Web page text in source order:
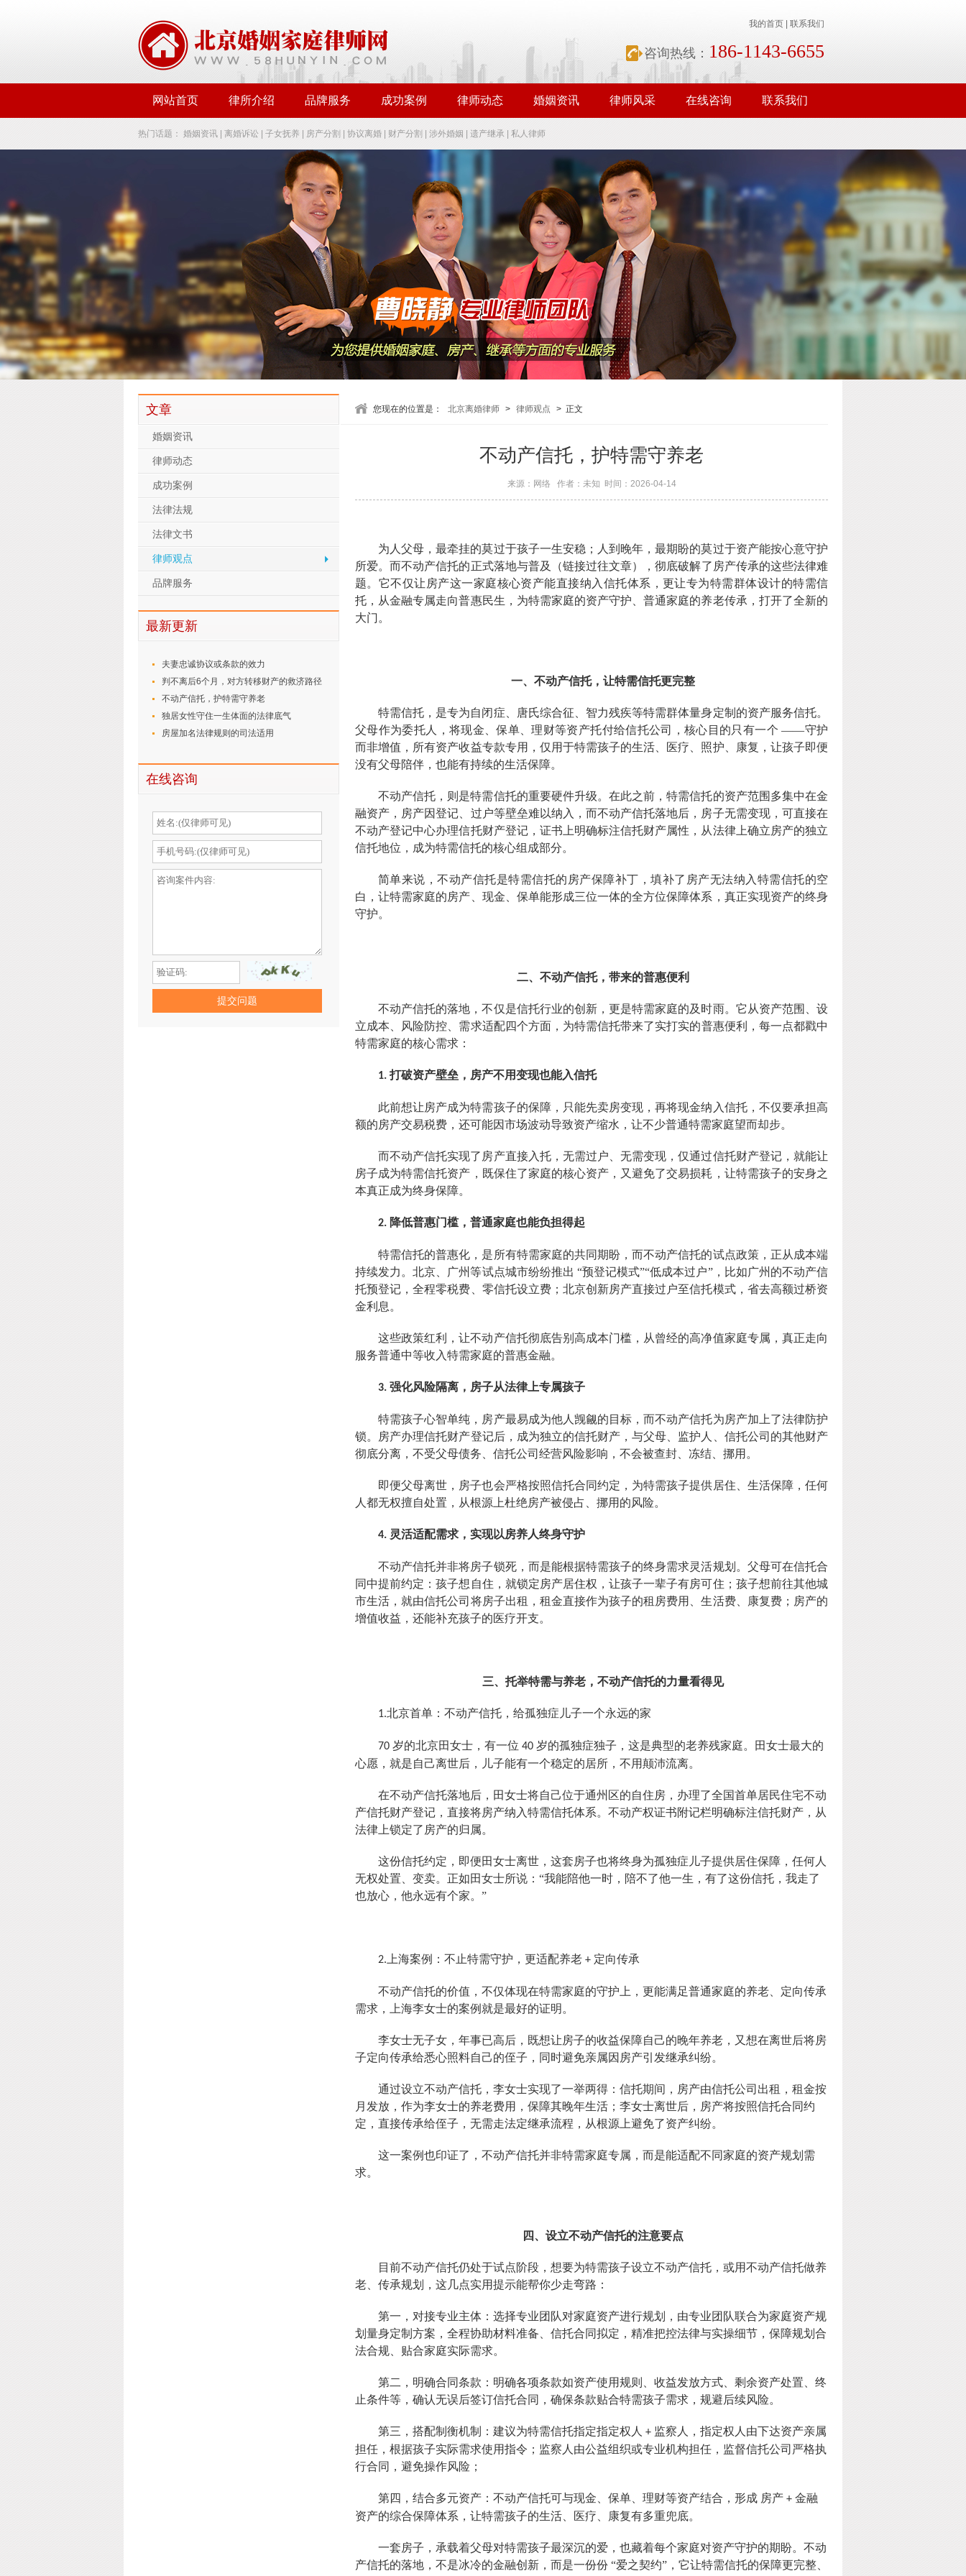
我的首页 联系我们
咨询热线： 186-1143-6655
网站首页 律所介绍 品牌服务 成功案例 律师动态 婚姻资讯 律师风采 在线咨询 联系我们
热门话题： 婚姻资讯 离婚诉讼 子女抚养 房产分割 协议离婚 财产分割 涉外婚姻 遗产继承 私人律师
文章
婚姻资讯
律师动态
成功案例
法律法规
法律文书
律师观点
品牌服务
最新更新
夫妻忠诚协议或条款的效力
判不离后6个月，对方转移财产的救济路径
不动产信托，护特需守养老
独居女性守住一生体面的法律底气
房屋加名法律规则的司法适用
在线咨询
您现在的位置是： 北京离婚律师 > 律师观点 > 正文
不动产信托，护特需守养老
来源：网络 作者：未知 时间：2026-04-14
为人父母，最牵挂的莫过于孩子一生安稳 ；
人到晚年，最期盼的莫过于资产能按心意守护
所爱。而不动产信托的正式落地与普及
（链接过往文章）
，彻底破解了房产传承的这些法律难
题。它不仅让房产这一家庭核心资产能直接纳入信托体系，更让专为特需群体设计的特需信
托，从金融专属走向普惠民生，为特需家庭的资产守护、普通家庭的养老传承，打开了全新的
大门。
一、 不动产信托，让特需信托更完整
特需信托，是专为自闭症、唐氏综合征、智力残疾等特需群体量身定制的资产服务信托。
父母作为委托人，将现金、保单、理财等资产托付给信托公司，核心目的只有一个 ——守护
而非增值，所有资产收益专款专用，仅用于特需孩子的生活、医疗、照护、康复，让孩子即便
没有父母陪伴，也能有持续的生活保障。
不动产信托，则是特需信托的重要硬件升级。在此之前，特需信托的资产范围多集中在金
融资产，房产因登记、过户等壁垒难以纳入，而不动产信托落地后，房子无需变现，可直接在
不动产登记中心办理信托财产登记，证书上明确标注信托财产属性，从法律上确立房产的独立
信托地位，成为特需信托的核心组成部分。
简单来说，不动产信托是特需信托的房产保障补丁，填补了房产无法纳入特需信托的空
白，让特需家庭的房产、现金、保单能形成三位一体的全方位保障体系，真正实现资产的终身
守护。
二、 不动产信托，带来的普惠便利
不动产信托的落地，不仅是信托行业的创新，更是特需家庭的及时雨。它从资产范围、设
立成本、风险防控、需求适配四个方面，为特需信托带来了实打实的普惠便利，每一点都戳中
特需家庭的核心需求：
1. 打破资产壁垒，房产不用变现也能入信托
此前想让房产成为特需孩子的保障，只能先卖房变现，再将现金纳入信托，不仅要承担高
额的房产交易税费，还可能因市场波动导致资产缩水，让不少普通特需家庭望而却步。
而不动产信托实现了房产直接入托，无需过户、无需变现，仅通过信托财产登记，就能让
房子成为特需信托资产，既保住了家庭的核心资产，又避免了交易损耗，让特需孩子的安身之
本真正成为终身保障。
2. 降低普惠门槛，普通家庭也能负担得起
特需信托的普惠化，是所有特需家庭的共同期盼，而不动产信托的试点政策，正从成本端
持续发力。北京、广州等试点城市纷纷推出 “预登记模式”“低成本过户”，比如广州的不动产信
托预登记，全程零税费、零信托设立费；北京创新房产直接过户至信托模式，省去高额过桥资
金利息。
这些政策红利，让不动产信托彻底告别高成本门槛，从曾经的高净值家庭专属，真正走向
服务普通中等收入特需家庭的普惠金融。
3. 强化风险隔离，房子从法律上专属孩子
特需孩子心智单纯，房产最易成为他人觊觎的目标，而不动产信托为房产加上了法律防护
锁。房产办理信托财产登记后，成为独立的信托财产，与父母、监护人、信托公司的其他财产
彻底分离，不受父母债务、信托公司经营风险影响，不会被查封、冻结、挪用。
即便父母离世，房子也会严格按照信托合同约定，为特需孩子提供居住、生活保障，任何
人都无权擅自处置，从根源上杜绝房产被侵占、挪用的风险。
4. 灵活适配需求，实现以房养人终身守护
不动产信托并非将房子锁死，而是能根据特需孩子的终身需求灵活规划。父母可在信托合
同中提前约定：孩子想自住，就锁定房产居住权，让孩子一辈子有房可住；孩子想前往其他城
市生活，就由信托公司将房子出租，租金直接作为孩子的租房费用、生活费、康复费；房产的
增值收益，还能补充孩子的医疗开支。
三、托举特需与养老， 不动产信托的力量看得见
1.北京首单 ： 不动产信托，给孤独症儿子一个永远的家
70 岁的北京田女士，有一位 40 岁的孤独症独子，这是典型的老养残家庭。田女士最大的
心愿，就是自己离世后，儿子能有一个稳定的居所，不用颠沛流离。
在不动产信托落地后，田女士将自己位于通州区的自住房，办理了全国首单居民住宅不动
产信托财产登记，直接将房产纳入特需信托体系。不动产权证书附记栏明确标注信托财产，从
法律上锁定了房产的归属。
这份信托约定，即便田女士离世，这套房子也将终身为孤独症儿子提供居住保障，任何人
无权处置、变卖。正如田女士所说： “我能陪他一时，陪不了他一生，有了这份信托，我走了
也放心，他永远有个家。”
2. 上海案例 ： 不止特需守护，更适配养老 + 定向传承
不动产信托的价值，不仅体现在特需家庭的守护上，更能满足普通家庭的养老、定向传承
需求，上海李女士的案例就是最好的证明。
李女士无子女，年事已高后，既想让房子的收益保障自己的晚年养老，又想在离世后将房
子定向传承给悉心照料自己的侄子，同时避免亲属因房产引发继承纠纷。
通过设立不动产信托，李女士实现了一举两得：信托期间，房产由信托公司出租，租金按
月发放，作为李女士的养老费用，保障其晚年生活；李女士离世后，房产将按照信托合同约
定，直接传承给侄子，无需走法定继承流程，从根源上避免了资产纠纷。
这一案例也印证了，不动产信托并非特需家庭专属，而是能适配不同家庭的资产规划需
求。
四、 设立不动产信托的注意要点
目前不动产信托仍处于试点阶段，想要为特需孩子设立不动产信托，或用不动产信托做养
老、传承规划，这几点实用提示能帮你少走弯路：
第一， 对接专业主体： 选择专业团队对家庭资产进行规划，由专业团队联合为家庭资产规
划量身定制方案，全程协助材料准备、信托合同拟定，精准把控法律与实操细节，保障规划合
法合规、贴合家庭实际需求。
第二， 明确合同条款：明确各项条款如资产使用规则、收益发放方式、剩余资产处置、终
止条件等，确认无误后签订信托合同，确保条款贴合特需孩子需求，规避后续风险。
第三， 搭配制衡机制：建议为特需信托指定指定权人 + 监察人，指定权人由下达资产亲属
担任，根据孩子实际需求使用指令；监察人由公益组织或专业机构担任，监督信托公司严格执
行合同，避免操作风险；
第四， 结合多元资产：不动产信托可与现金、保单、理财等资产结合，形成 房产 + 金融
资产的综合保障体系，让特需孩子的生活、医疗、康复有多重兜底。
一套房子，承载着父母对特需孩子最深沉的爱，也藏着每个家庭对资产守护的期盼。不动
产信托的落地，不是冰冷的金融创新，而是一份份 “爱之契约”，它让特需信托的保障更完整、